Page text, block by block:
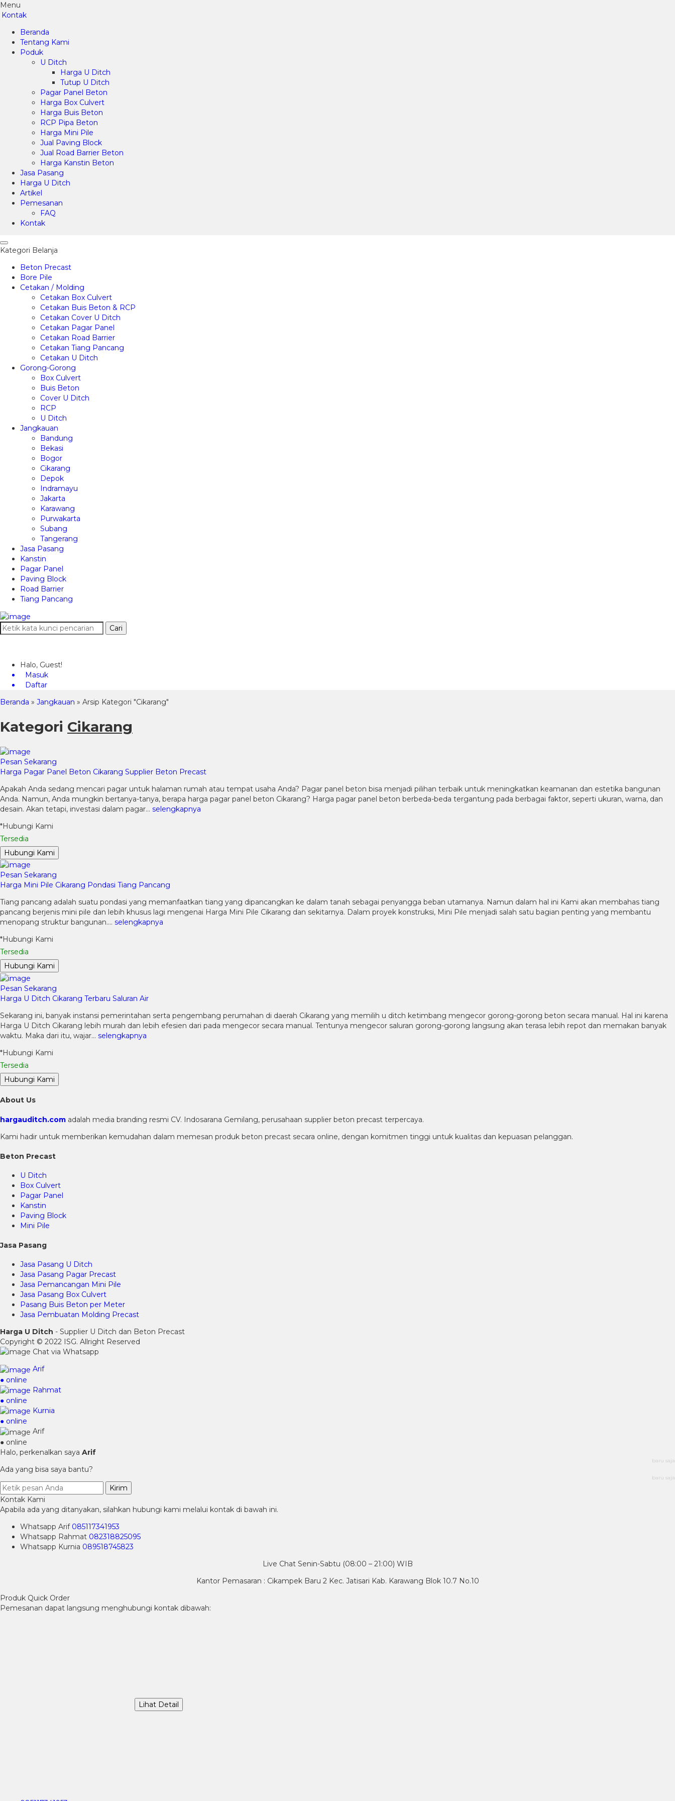
Menu
Kontak
Beranda
Tentang Kami
Poduk
U Ditch
Harga U Ditch
Tutup U Ditch
Pagar Panel Beton
Harga Box Culvert
Harga Buis Beton
RCP Pipa Beton
Harga Mini Pile
Jual Paving Block
Jual Road Barrier Beton
Harga Kanstin Beton
Jasa Pasang
Harga U Ditch
Artikel
Pemesanan
FAQ
Kontak
Kategori Belanja
Beton Precast
Bore Pile
Cetakan / Molding
Cetakan Box Culvert
Cetakan Buis Beton & RCP
Cetakan Cover U Ditch
Cetakan Pagar Panel
Cetakan Road Barrier
Cetakan Tiang Pancang
Cetakan U Ditch
Gorong-Gorong
Box Culvert
Buis Beton
Cover U Ditch
RCP
U Ditch
Jangkauan
Bandung
Bekasi
Bogor
Cikarang
Depok
Indramayu
Jakarta
Karawang
Purwakarta
Subang
Tangerang
Jasa Pasang
Kanstin
Pagar Panel
Paving Block
Road Barrier
Tiang Pancang
Cari
Halo, Guest!
Masuk
Daftar
Beranda » Jangkauan » Arsip Kategori "Cikarang"
Kategori Cikarang
Pesan Sekarang
Harga Pagar Panel Beton Cikarang Supplier Beton Precast
Apakah Anda sedang mencari pagar untuk halaman rumah atau tempat usaha Anda? Pagar panel beton bisa menjadi pilihan terbaik untuk meningkatkan keamanan dan estetika bangunan
Anda. Namun, Anda mungkin bertanya-tanya, berapa harga pagar panel beton Cikarang? Harga pagar panel beton berbeda-beda tergantung pada berbagai faktor, seperti ukuran, warna, dan
desain. Akan tetapi, investasi dalam pagar… selengkapnya
*Hubungi Kami
Tersedia
Hubungi Kami
Pesan Sekarang
Harga Mini Pile Cikarang Pondasi Tiang Pancang
Tiang pancang adalah suatu pondasi yang memanfaatkan tiang yang dipancangkan ke dalam tanah sebagai penyangga beban utamanya. Namun dalam hal ini Kami akan membahas tiang
pancang berjenis mini pile dan lebih khusus lagi mengenai Harga Mini Pile Cikarang dan sekitarnya. Dalam proyek konstruksi, Mini Pile menjadi salah satu bagian penting yang membantu
menopang struktur bangunan…. selengkapnya
*Hubungi Kami
Tersedia
Hubungi Kami
Pesan Sekarang
Harga U Ditch Cikarang Terbaru Saluran Air
Sekarang ini, banyak instansi pemerintahan serta pengembang perumahan di daerah Cikarang yang memilih u ditch ketimbang mengecor gorong-gorong beton secara manual. Hal ini karena
Harga U Ditch Cikarang lebih murah dan lebih efesien dari pada mengecor secara manual. Tentunya mengecor saluran gorong-gorong langsung akan terasa lebih repot dan memakan banyak
waktu. Maka dari itu, wajar… selengkapnya
*Hubungi Kami
Tersedia
Hubungi Kami
About Us
hargauditch.com adalah media branding resmi CV. Indosarana Gemilang, perusahaan supplier beton precast terpercaya.
Kami hadir untuk memberikan kemudahan dalam memesan produk beton precast secara online, dengan komitmen tinggi untuk kualitas dan kepuasan pelanggan.
Beton Precast
U Ditch
Box Culvert
Pagar Panel
Kanstin
Paving Block
Mini Pile
Jasa Pasang
Jasa Pasang U Ditch
Jasa Pasang Pagar Precast
Jasa Pemancangan Mini Pile
Jasa Pasang Box Culvert
Pasang Buis Beton per Meter
Jasa Pembuatan Molding Precast
Harga U Ditch - Supplier U Ditch dan Beton Precast
Copyright © 2022 ISG. Allright Reserved
Chat via Whatsapp
Arif
● online
Rahmat
● online
Kurnia
● online
Arif
● online
Halo, perkenalkan saya Arif
baru saja
Ada yang bisa saya bantu?
baru saja
Kirim
Kontak Kami
Apabila ada yang ditanyakan, silahkan hubungi kami melalui kontak di bawah ini.
Whatsapp Arif 085117341953
Whatsapp Rahmat 082318825095
Whatsapp Kurnia 089518745823
Live Chat Senin-Sabtu (08:00 – 21:00) WIB
Kantor Pemasaran : Cikampek Baru 2 Kec. Jatisari Kab. Karawang Blok 10.7 No.10
Produk Quick Order
Pemesanan dapat langsung menghubungi kontak dibawah:
Lihat Detail